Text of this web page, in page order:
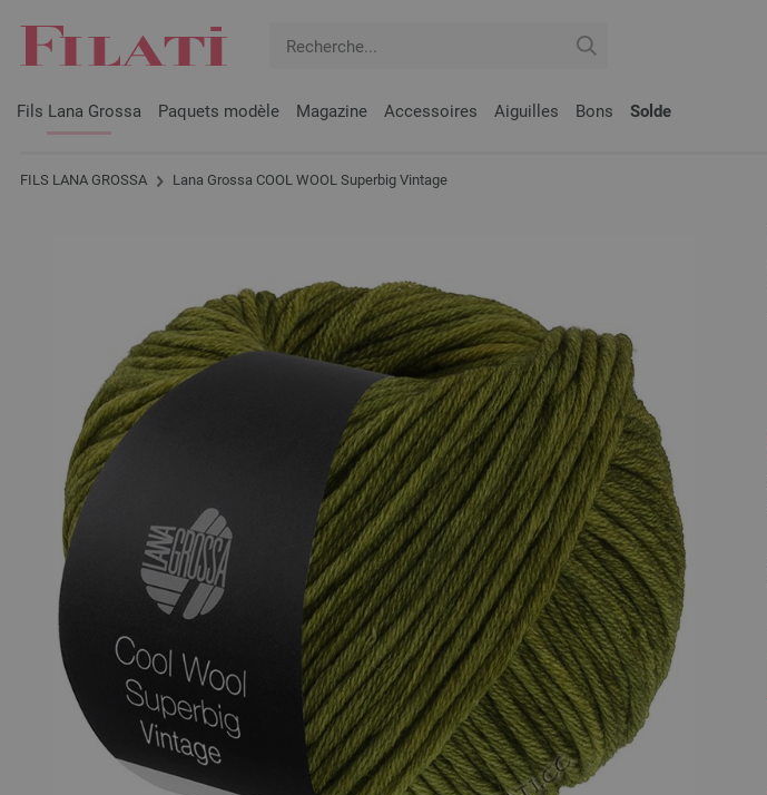
Fils Lana Grossa Paquets modèle Magazine Accessoires Aiguilles Bons Solde
FILS LANA GROSSA Lana Grossa COOL WOOL Superbig Vintage